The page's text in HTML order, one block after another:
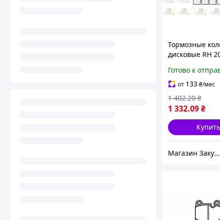
Тормозные
дисковые RH
6 (E24) 1972-
Готово к
от 133₴/мес
1 332.09₴
1 402.20 ₴
Магазин Закупка